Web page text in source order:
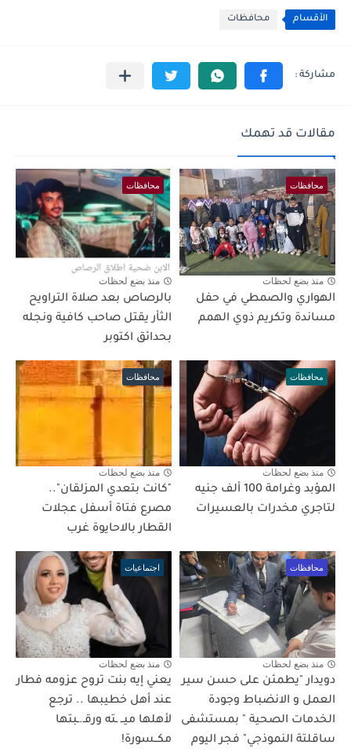
الأقسام محافظات
مقالات قد تهمك
محافظات
منذ بضع لحظات
الهواري والصمطي في حفل
مساندة وتكريم ذوي الهمم
محافظات
منذ بضع لحظات
بالرصاص بعد صلاة التراويح
الثأر يقتل صاحب كافية ونجله
بحدائق اكتوبر
محافظات
منذ بضع لحظات
المؤبد وغرامة 100 ألف جنيه
لتاجري مخدرات بالعسيرات
محافظات
منذ بضع لحظات
"كانت بتعدي المزلقان"..
مصرع فتاة أسفل عجلات
القطار بالاحايوة غرب
محافظات
منذ بضع لحظات
دويدار "يطمئن على حسن سير
العمل و الانضباط وجودة
الخدمات الصحية " بمستشفى
ساقلتة النموذجي" فجر اليوم
اجتماعيات
منذ بضع لحظات
يعني إيه بنت تروح عزومه فطار
عند أهل خطيبها .. ترجع
لأهلها ميــ ـته ورقـ.ـبتها
مكــسورة!